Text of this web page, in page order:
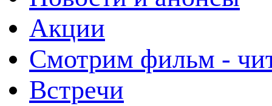
Акции
Смотрим фильм -
Встречи